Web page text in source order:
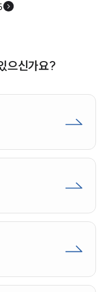
예약
으신가요?